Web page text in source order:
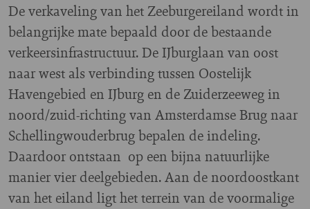
De verkaveling van het Zeeburgereiland wordt in
belangrijke mate bepaald door de bestaande
verkeersinfrastructuur. De IJburglaan van oost
naar west als verbinding tussen Oostelijk
Havengebied en IJburg en de Zuiderzeeweg in
noord/zuid-richting van Amsterdamse Brug naar
Schellingwouderbrug bepalen de indeling.
Daardoor ontstaan op een bijna natuurlijke
manier vier deelgebieden. Aan de noordoostkant
van het eiland ligt het terrein van de voormalige